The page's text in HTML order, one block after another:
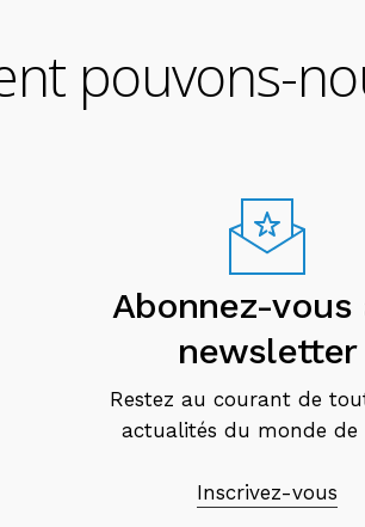
pouvons-
Abonnez-vous
newsletter
Restez au courant de
actualités du monde de
Inscrivez-vous